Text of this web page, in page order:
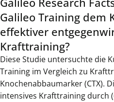
Galileo Training dem
effektiver
Krafttraining?
Diese Studie untersuchte die
Training im Vergleich zu
Knochenabbaumarker (CTX).
intensives Krafttraining durch